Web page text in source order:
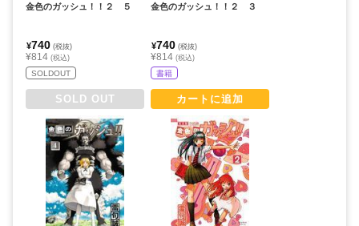
金色のガッシュ！！２ ５
¥740 (税抜)
¥814 (税込)
SOLDOUT
SOLD OUT
金色のガッシュ！！２ ３
¥740 (税抜)
¥814 (税込)
書籍
カートに追加